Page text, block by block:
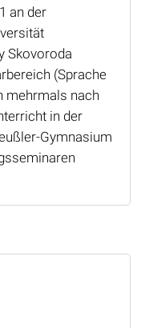
an der
Skovoroda
(Sprache
mehrmals nach
in der
Gymnasium